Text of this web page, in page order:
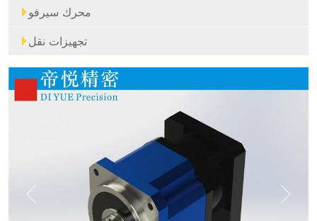
محرك سيرفو
تجهيزات نقل